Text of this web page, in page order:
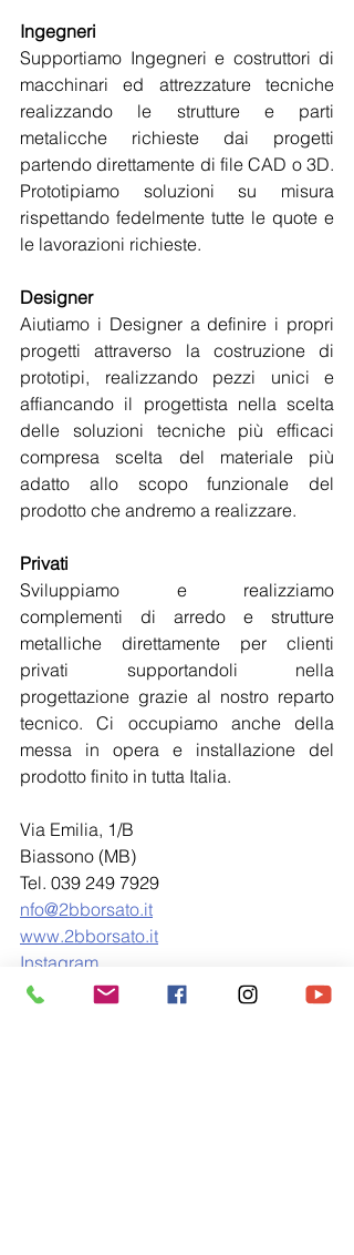
Ingegneri
Supportiamo Ingegneri e costruttori di
macchinari ed attrezzature tecniche
realizzando le strutture e parti
metalicche richieste dai progetti
partendo direttamente di file CAD o 3D.
Prototipiamo soluzioni su misura
rispettando fedelmente tutte le quote e
le lavorazioni richieste.
Designer
Aiutiamo i Designer a definire i propri
progetti attraverso la costruzione di
prototipi, realizzando pezzi unici e
affiancando il progettista nella scelta
delle soluzioni tecniche più efficaci
compresa scelta del materiale più
adatto allo scopo funzionale del
prodotto che andremo a realizzare.
Privati
Sviluppiamo e realizziamo
complementi di arredo e strutture
metalliche direttamente per clienti
privati supportandoli nella
progettazione grazie al nostro reparto
tecnico. Ci occupiamo anche della
messa in opera e installazione del
prodotto finito in tutta Italia.
Via Emilia, 1/B
Biassono (MB)
Tel. 039 249 7929
nfo@2bborsato.it
www.2bborsato.it
Instagram
strutture metalliche rameottone acciaio
Sistema casa